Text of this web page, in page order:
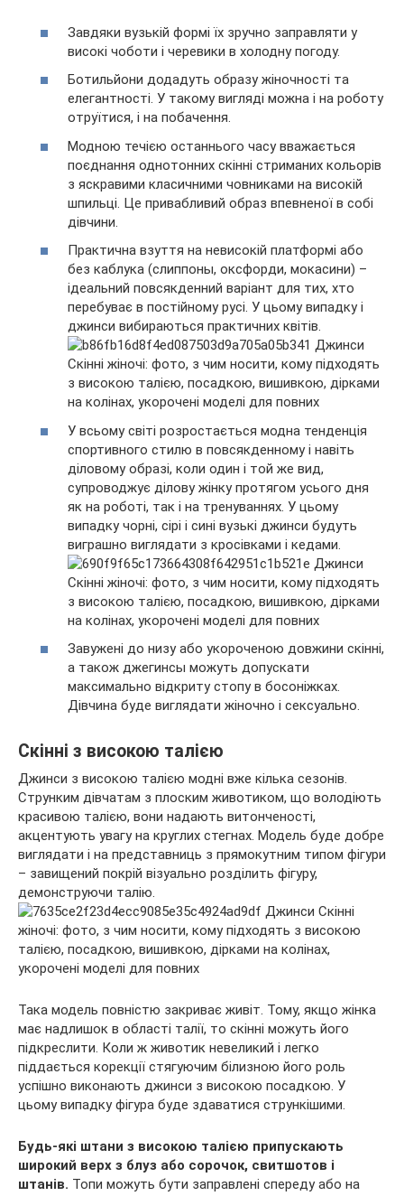
Завдяки вузькій формі їх зручно заправляти у
високі чоботи і черевики в холодну погоду.
Ботильйони додадуть образу жіночності та
елегантності. У такому вигляді можна і на роботу
отруїтися, і на побачення.
Модною течією останнього часу вважається
поєднання однотонних скінні стриманих кольорів
з яскравими класичними човниками на високій
шпильці. Це привабливий образ впевненої в собі
дівчини.
Практична взуття на невисокій платформі або
без каблука (слиппоны, оксфорди, мокасини) –
ідеальний повсякденний варіант для тих, хто
перебуває в постійному русі. У цьому випадку і
джинси вибираються практичних квітів.
У всьому світі розростається модна тенденція
спортивного стилю в повсякденному і навіть
діловому образі, коли один і той же вид,
супроводжує ділову жінку протягом усього дня
як на роботі, так і на тренуваннях. У цьому
випадку чорні, сірі і сині вузькі джинси будуть
виграшно виглядати з кросівками і кедами.
Завужені до низу або укороченою довжини скінні,
а також джегинсы можуть допускати
максимально відкриту стопу в босоніжках.
Дівчина буде виглядати жіночно і сексуально.
Скінні з високою талією
Джинси з високою талією модні вже кілька сезонів.
Струнким дівчатам з плоским животиком, що володіють
красивою талією, вони надають витонченості,
акцентують увагу на круглих стегнах. Модель буде добре
виглядати і на представниць з прямокутним типом фігури
– завищений покрій візуально розділить фігуру,
демонструючи талію.
Така модель повністю закриває живіт. Тому, якщо жінка
має надлишок в області талії, то скінні можуть його
підкреслити. Коли ж животик невеликий і легко
піддається корекції стягуючим білизною його роль
успішно виконають джинси з високою посадкою. У
цьому випадку фігура буде здаватися стрункішими.
Будь-які штани з високою талією припускають
широкий верх з блуз або сорочок, свитшотов і
штанів. Топи можуть бути заправлені спереду або на